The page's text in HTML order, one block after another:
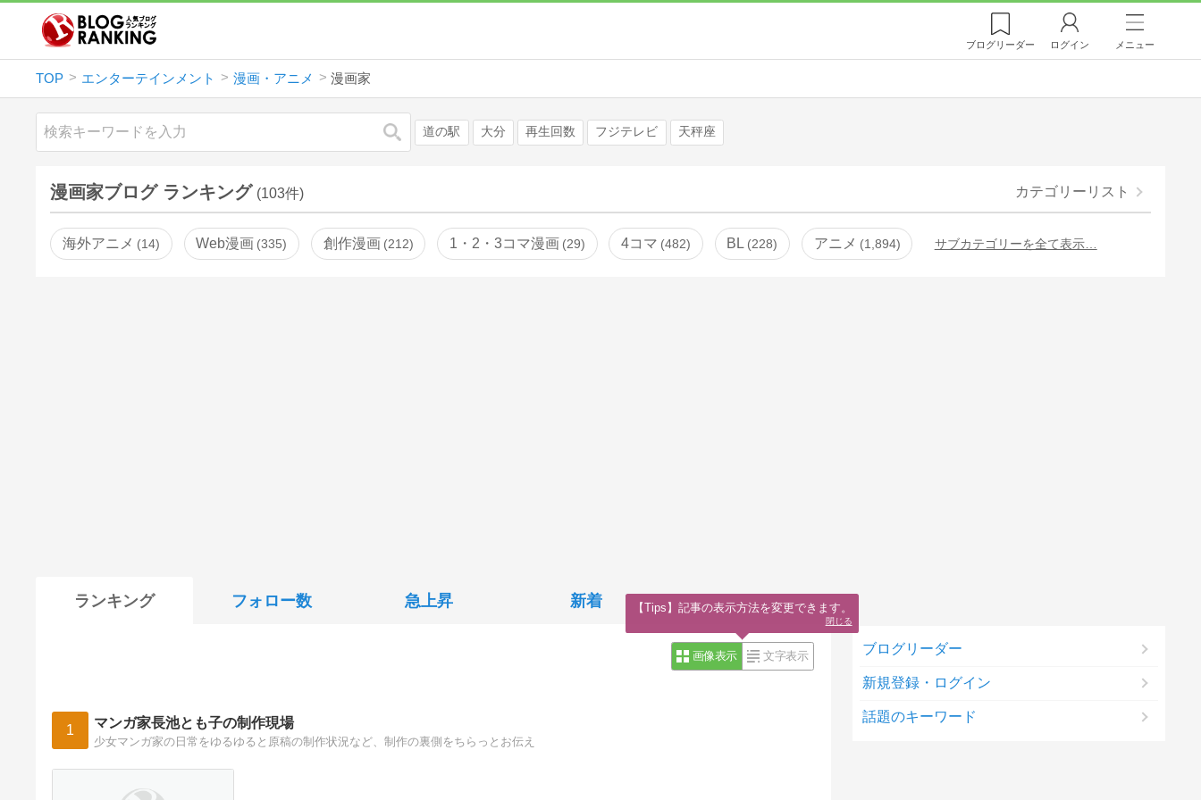
ブログリーダー ログイン メニュー
TOP エンターテインメント 漫画・アニメ 漫画家
検索 道の駅 大分 再生回数 フジテレビ 天秤座
漫画家ブログ ランキング (103件) カテゴリーリスト
海外アニメ 14 Web漫画 335 創作漫画 212 1・2・3コマ漫画 29 4コマ 482 BL 228 アニメ 1,894 サブカテゴリーを全て表示…
ランキング フォロー数 急上昇 新着
画像表示 文字表示
1 マンガ家長池とも子の制作現場
少女マンガ家の日常をゆるゆると原稿の制作状況など、制作の裏側をちらっとお伝え
ブログリーダー
新規登録・ログイン
話題のキーワード
【Tips】記事の表示方法を変更できます。
閉じる